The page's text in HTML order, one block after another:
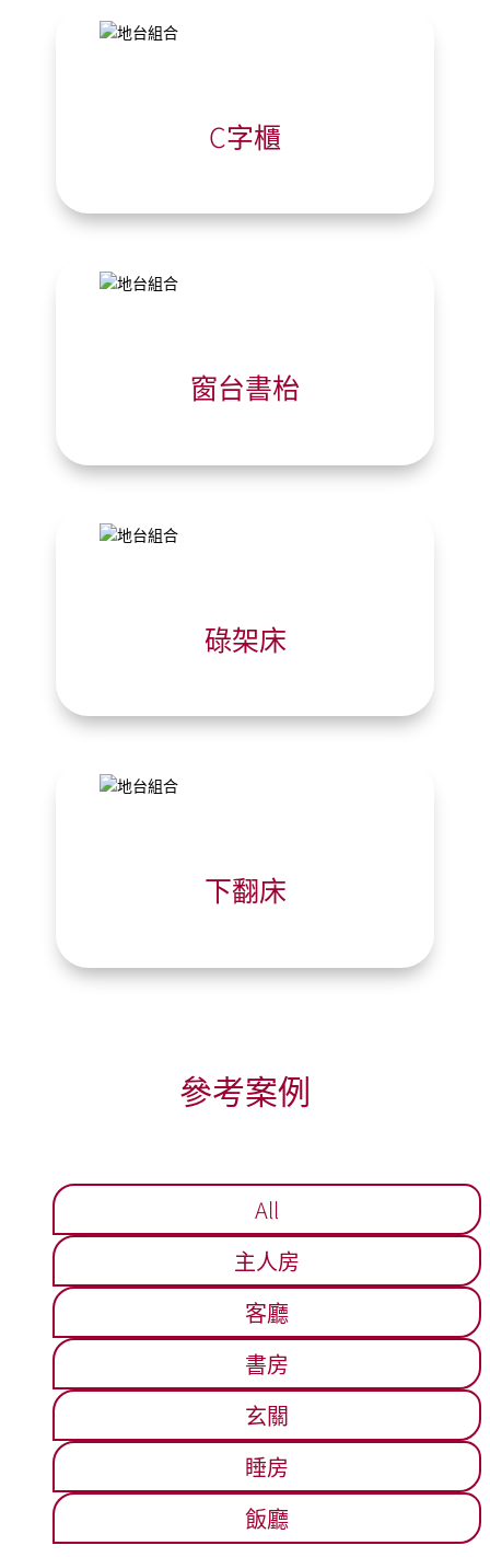
C字櫃
窗台書枱
碌架床
下翻床
參考案例
All
主人房
客廳
書房
玄關
睡房
飯廳